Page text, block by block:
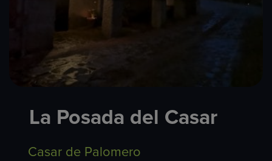
La Posada del Casar
Casar de Palomero